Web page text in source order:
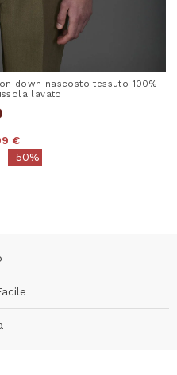
down nascosto tessuto 100%
lavato
€
from
to-50%